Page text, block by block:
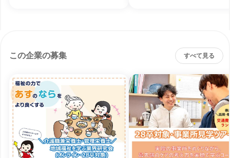
この企業の募集 すべて見る